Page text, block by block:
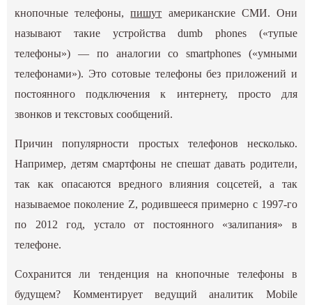
кнопочные телефоны,пишут американские СМИ. Они
называют такие устройства dumb phones («тупые
телефоны») — по аналогии со smartphones («умными
телефонами»). Это сотовые телефоны без приложений и
постоянного подключения к интернету, просто для
звонков и текстовых сообщений.
Причин
популярности простых телефонов несколько.
Например, детям смартфоны не спешат давать родители,
так как опасаются вредного влияния соцсетей, а так
называемое поколение Z, родившееся примерно с 1997-го
по 2012 год, устало от постоянного «залипания» в
телефоне.
Сохранится ли тенденция на кнопочные телефоны в
будущем? Комментирует ведущий аналитик Mobile